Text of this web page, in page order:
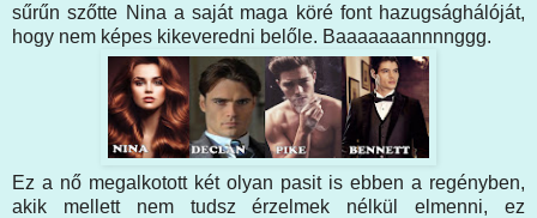
sűrűn szőtte Nina a saját maga köré font hazugsághálóját,
hogy nem képes kikeveredni belőle. Baaaaaaannnnggg.
Ez a nő megalkotott két olyan pasit is ebben a regényben,
akik mellett nem tudsz érzelmek nélkül elmenni, ez